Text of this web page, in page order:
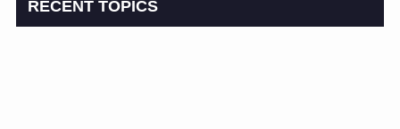
RECENT TOPICS